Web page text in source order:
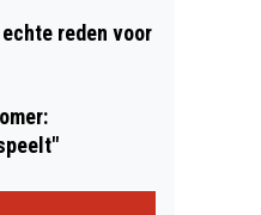
reden voor